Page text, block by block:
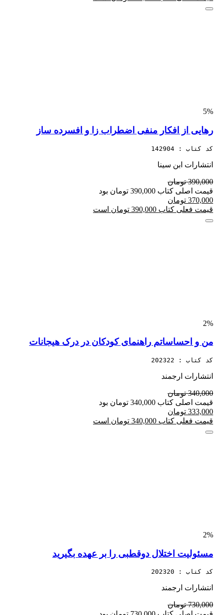
5%
رهایی از افکار منفی اضطراب زا و افسرده ساز
کد کتاب : 142904
انتشارات ابن سینا
390,000 تومان
قیمت اصلی کتاب 390,000 تومان بود
370,000 تومان
قیمت فعلی کتاب 390,000 تومان است
2%
من و احساساتم راهنمای کودکان در درک هیجانات
کد کتاب : 202322
انتشارات ارجمند
340,000 تومان
قیمت اصلی کتاب 340,000 تومان بود
333,000 تومان
قیمت فعلی کتاب 340,000 تومان است
2%
مسئولیت اختلال دوقطبی را بر عهده بگیرید
کد کتاب : 202320
انتشارات ارجمند
730,000 تومان